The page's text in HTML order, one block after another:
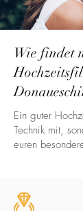
Wie findet
Ein guter
Technik mit,
euren